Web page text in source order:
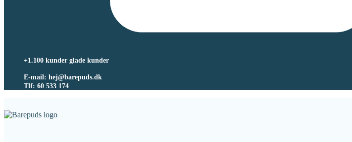
+1.100 kunder glade kunder
E-mail: hej@barepuds.dk
Tlf: 60 533 174